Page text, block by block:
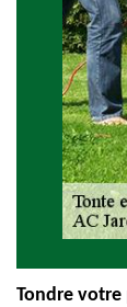
Tondre votre